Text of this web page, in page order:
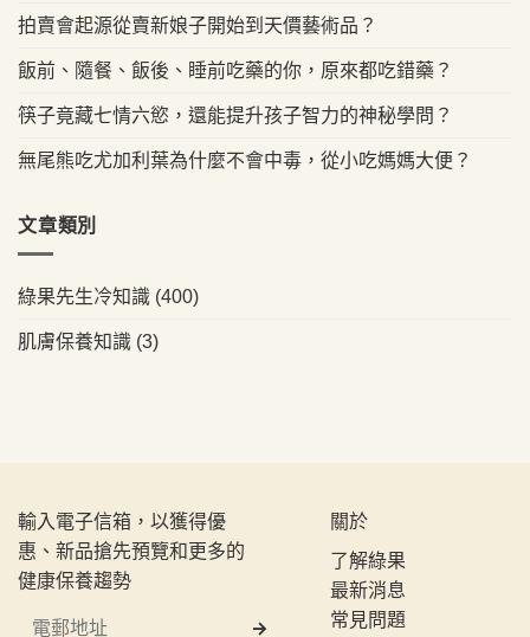
拍賣會起源從賣新娘子開始到天價藝術品？
飯前、隨餐、飯後、睡前吃藥的你，原來都吃錯藥？
筷子竟藏七情六慾，還能提升孩子智力的神秘學問？
無尾熊吃尤加利葉為什麼不會中毒，從小吃媽媽大便？
文章類別
綠果先生冷知識 (400)
肌膚保養知識 (3)
輸入電子信箱，以獲得優
惠、新品搶先預覽和更多的
健康保養趨勢
關於
了解綠果
最新消息
常見問題